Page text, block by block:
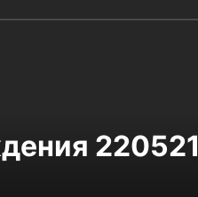
220521